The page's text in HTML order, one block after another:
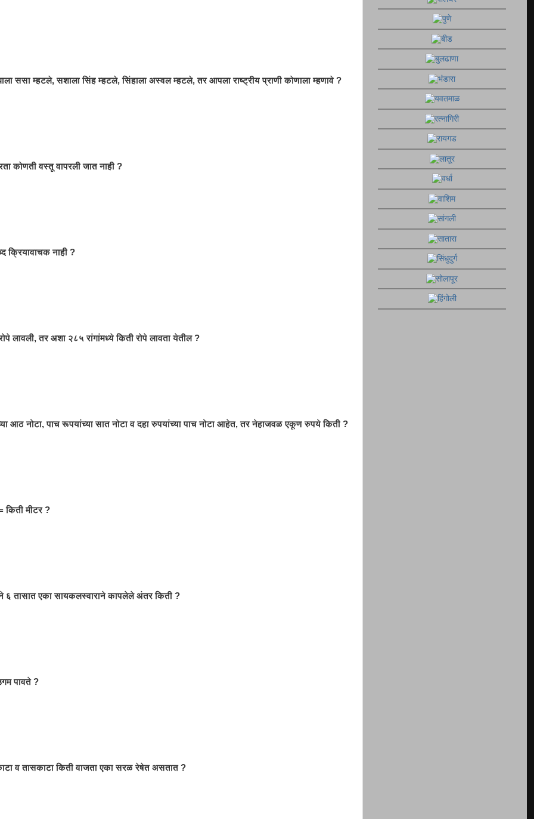
ससा म्हटले, सशाला सिंह म्हटले, सिंहाला अस्वल म्हटले, तर आपला राष्ट्रीय प्राणी कोणाला म्हणावे ?
कोणती वस्तू वापरली जात नाही ?
क्रियावाचक नाही ?
लावली, तर अशा २८५ रांगांमध्ये किती रोपे लावता येतील ?
आठ नोटा, पाच रूपयांच्या सात नोटा व दहा रुपयांच्या पाच नोटा आहेत, तर नेहाजवळ एकूण रुपये किती ?
किती मीटर ?
६ तासात एका सायकलस्वाराने कापलेले अंतर किती ?
पावते ?
व तासकाटा किती वाजता एका सरळ रेषेत असतात ?